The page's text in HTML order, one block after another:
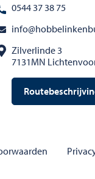
0544 37 38 75
Zilverlinde 3
7131MN